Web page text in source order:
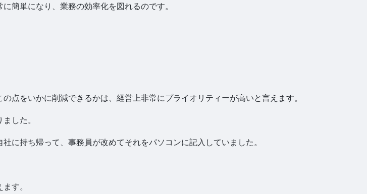
簡単になり、業務の効率化を図れるのです。
点をいかに削減できるかは、経営上非常にプライオリティーが高いと言えます。
した。
に持ち帰って、事務員が改めてそれをパソコンに記入していました。
す。